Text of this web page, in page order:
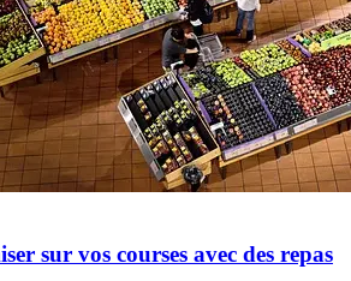
sur vos courses avec des repas